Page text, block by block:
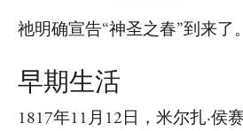
祂明确宣告“神圣之春”到来了。
早期生活
1817年11月12日，米尔扎·侯